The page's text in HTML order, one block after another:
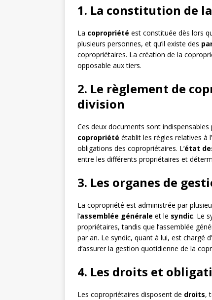
1. La constitution de
La copropriété est constituée dès lors
plusieurs personnes, et qu’il existe des
copropriétaires. La création de la
opposable aux tiers.
2. Le règlement de
division
Ces deux documents sont
copropriété établit les règles relatives à
obligations des copropriétaires. L’état
entre les différents propriétaires et
3. Les organes de
La copropriété est administrée par
l’assemblée générale et le syndic. Le
propriétaires, tandis que l’assemblée
par an. Le syndic, quant à lui, est chargé
d’assurer la gestion quotidienne de la
4. Les droits et
Les copropriétaires disposent de droits,